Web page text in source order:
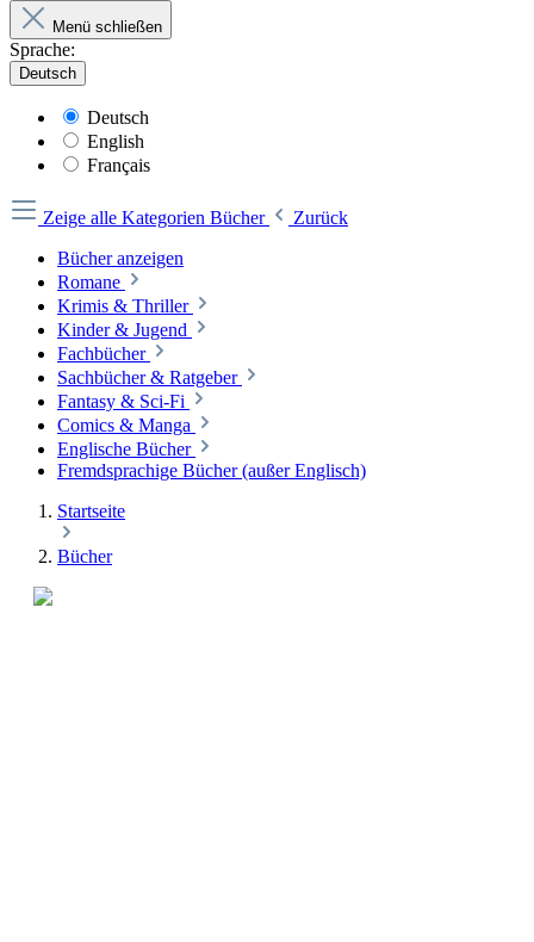
Menü schließen
Sprache:
Deutsch
Deutsch
English
Français
Zeige alle Kategorien Bücher
Zurück
Bücher anzeigen
Romane
Krimis & Thriller
Kinder & Jugend
Fachbücher
Sachbücher & Ratgeber
Fantasy & Sci-Fi
Comics & Manga
Englische Bücher
Fremdsprachige Bücher (außer Englisch)
Startseite
Bücher